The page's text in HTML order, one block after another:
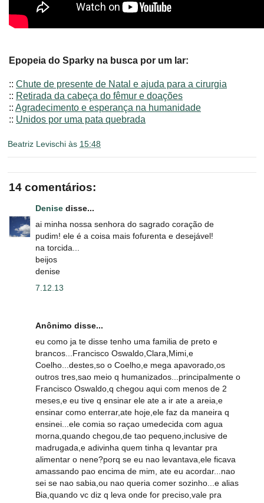
Epopeia do Sparky na busca por um lar:
:: Chute de presente de Natal e ajuda para a cirurgia
:: Retirada da cabeça do fêmur e doações
:: Agradecimento e esperança na humanidade
:: Unidos por uma pata quebrada
Beatriz Levischi às 15:48
14 comentários:
Denise disse...
ai minha nossa senhora do sagrado coração de
pudim! ele é a coisa mais fofurenta e desejável!
na torcida...
beijos
denise
7.12.13
Anônimo disse...
eu como ja te disse tenho uma familia de preto e
brancos...Francisco Oswaldo,Clara,Mimi,e
Coelho...destes,so o Coelho,e mega apavorado,os
outros tres,sao meio q humanizados...principalmente o
Francisco Oswaldo,q chegou aqui com menos de 2
meses,e eu tive q ensinar ele ate a ir ate a areia,e
ensinar como enterrar,ate hoje,ele faz da maneira q
ensinei...ele comia so raçao umedecida com agua
morna,quando chegou,de tao pequeno,inclusive de
madrugada,e adivinha quem tinha q levantar pra
alimentar o nene?porq se eu nao levantava,ele ficava
amassando pao encima de mim, ate eu acordar...nao
sei se nao sabia,ou nao queria comer sozinho...e alias
Bia,quando vc diz q leva onde for preciso,vale pra